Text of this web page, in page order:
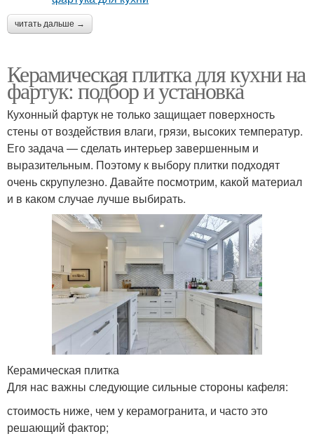
читать дальше →
Керамическая плитка для кухни на
фартук: подбор и установка
Кухонный фартук не только защищает поверхность
стены от воздействия влаги, грязи, высоких температур.
Его задача — сделать интерьер завершенным и
выразительным. Поэтому к выбору плитки подходят
очень скрупулезно. Давайте посмотрим, какой материал
и в каком случае лучше выбирать.
Керамическая плитка
Для нас важны следующие сильные стороны кафеля:
стоимость ниже, чем у керамогранита, и часто это
решающий фактор;